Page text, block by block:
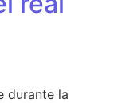
durante la